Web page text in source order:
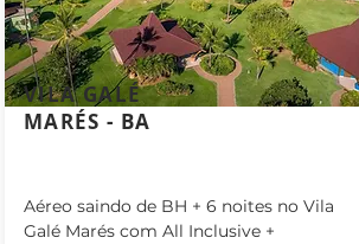
VILA GALÉ
MARÉS - BA
Aéreo saindo de BH + 6 noites no Vila
Galé Marés com All Inclusive +